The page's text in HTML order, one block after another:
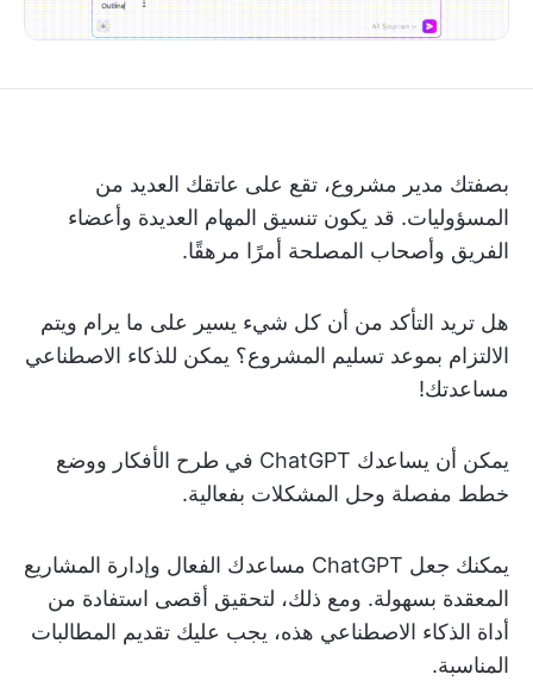
بصفتك مدير مشروع، تقع على عاتقك العديد من
المسؤوليات. قد يكون تنسيق المهام العديدة وأعضاء
الفريق وأصحاب المصلحة أمرًا مرهقًا.
هل تريد التأكد من أن كل شيء يسير على ما يرام ويتم
الالتزام بموعد تسليم المشروع؟ يمكن للذكاء الاصطناعي
مساعدتك!
يمكن أن يساعدك ChatGPT في طرح الأفكار ووضع
خطط مفصلة وحل المشكلات بفعالية.
يمكنك جعل ChatGPT مساعدك الفعال وإدارة المشاريع
المعقدة بسهولة. ومع ذلك، لتحقيق أقصى استفادة من
أداة الذكاء الاصطناعي هذه، يجب عليك تقديم المطالبات
المناسبة.